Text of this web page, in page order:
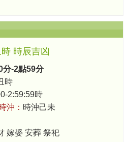
時辰吉凶
分-2點59分
時
2:59:59時
沖： 時沖己未
嫁娶 安葬 祭祀